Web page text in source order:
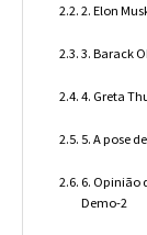
2. Elon
3. Barack
4. Greta
5. A pose
6. Opinião
Demo-2